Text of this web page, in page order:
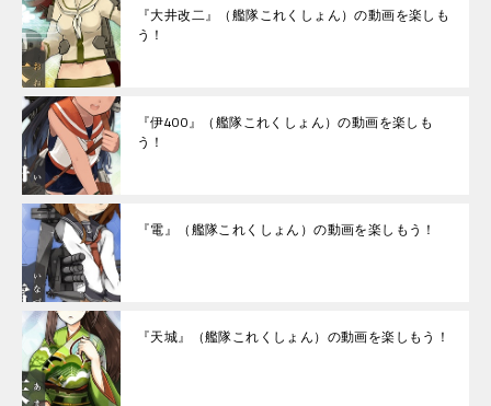
『大井改二』（艦隊これくしょん）の動画を楽しも
う！
『伊400』（艦隊これくしょん）の動画を楽しも
う！
『電』（艦隊これくしょん）の動画を楽しもう！
『天城』（艦隊これくしょん）の動画を楽しもう！